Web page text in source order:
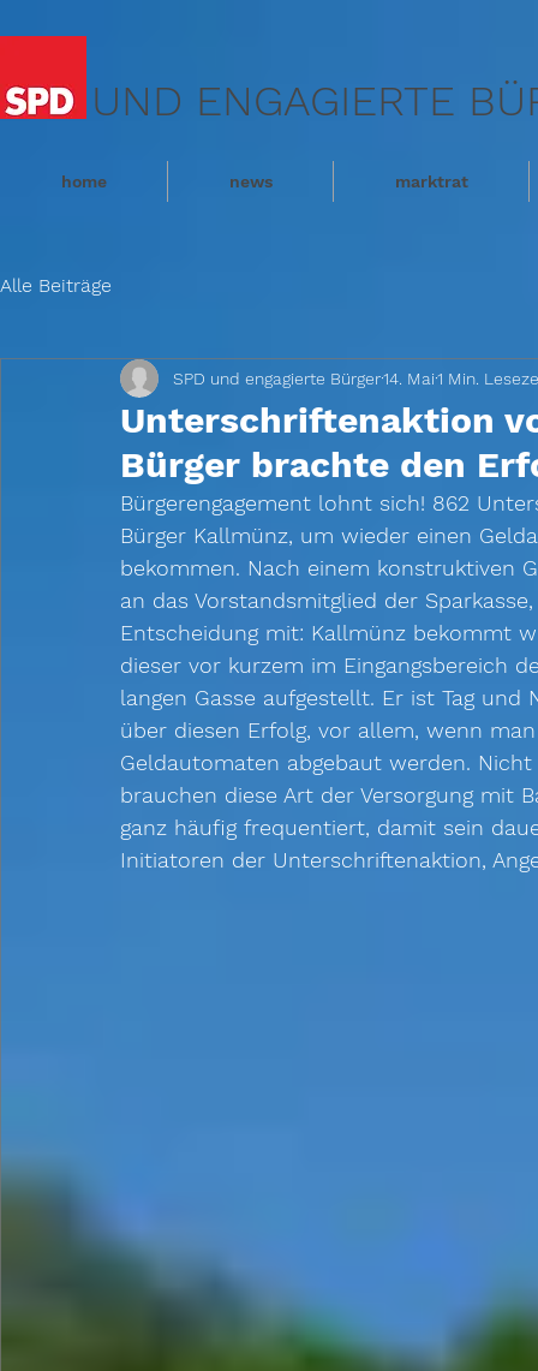
UND ENGAGIERTE
home news marktrat
Alle Beiträge
Unterschriftenaktion
Bürger brachte den
SPD und engagierte Bürger14. Mai1 Min.
Bürgerengagement lohnt sich! 862
Bürger Kallmünz, um wieder einen
bekommen. Nach einem konstruktiven
an das Vorstandsmitglied der
Entscheidung mit: Kallmünz bekommt
dieser vor kurzem im Eingangsbereich
langen Gasse aufgestellt. Er ist Tag
über diesen Erfolg, vor allem, wenn
Geldautomaten abgebaut werden.
brauchen diese Art der Versorgung mit
ganz häufig frequentiert, damit sein
Initiatoren der Unterschriftenaktion,